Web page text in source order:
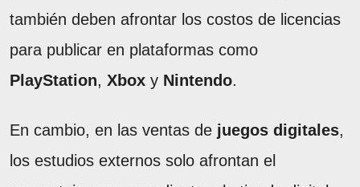
también deben afrontar los costos de licencias
para publicar en plataformas como
PlayStation, Xbox y Nintendo.
En cambio, en las ventas de juegos digitales,
los estudios externos solo afrontan el